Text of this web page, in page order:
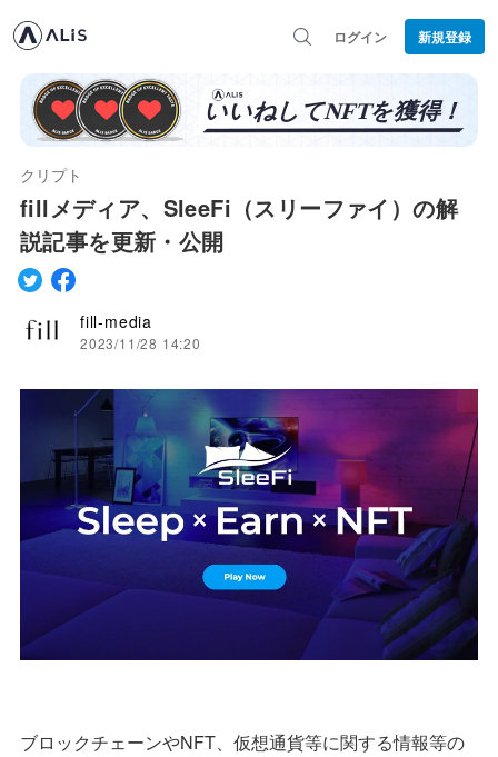
ログイン 新規登録
クリプト
fillメディア、SleeFi（スリーファイ）の解
説記事を更新・公開
fill-media
2023/11/28 14:20
ブロックチェーンやNFT、仮想通貨等に関する情報等の